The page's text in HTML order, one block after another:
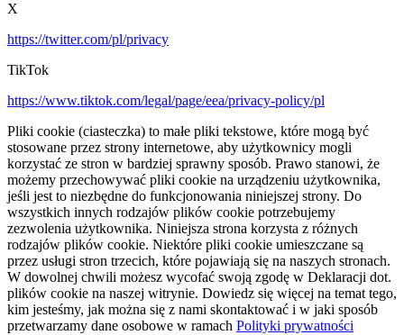
X
https://twitter.com/pl/privacy
TikTok
https://www.tiktok.com/legal/page/eea/privacy-policy/pl
Pliki cookie (ciasteczka) to małe pliki tekstowe, które mogą być
stosowane przez strony internetowe, aby użytkownicy mogli
korzystać ze stron w bardziej sprawny sposób. Prawo stanowi, że
możemy przechowywać pliki cookie na urządzeniu użytkownika,
jeśli jest to niezbędne do funkcjonowania niniejszej strony. Do
wszystkich innych rodzajów plików cookie potrzebujemy
zezwolenia użytkownika. Niniejsza strona korzysta z różnych
rodzajów plików cookie. Niektóre pliki cookie umieszczane są
przez usługi stron trzecich, które pojawiają się na naszych stronach.
W dowolnej chwili możesz wycofać swoją zgodę w Deklaracji dot.
plików cookie na naszej witrynie. Dowiedz się więcej na temat tego,
kim jesteśmy, jak można się z nami skontaktować i w jaki sposób
przetwarzamy dane osobowe w ramach Polityki prywatności